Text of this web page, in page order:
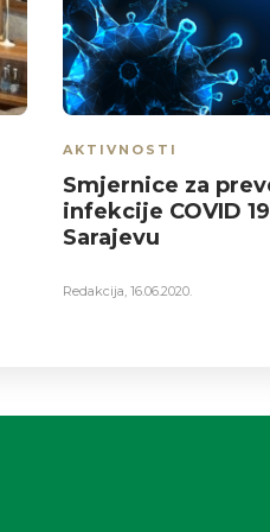
AKTIVNOSTI
Smjernice za
infekcije COVID
Sarajevu
Redakcija, 16.06.2020.